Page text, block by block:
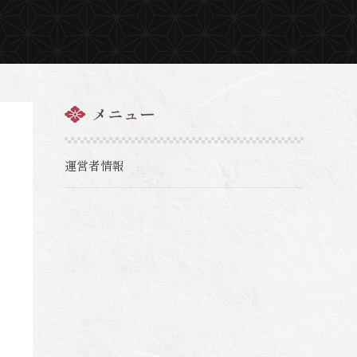
メニュー
運営者情報